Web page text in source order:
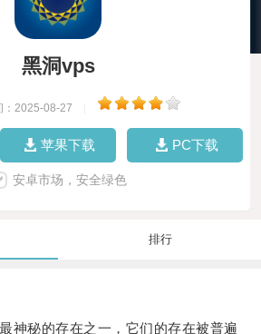
黑洞vps
：2025-08-27
苹果下载 PC下载
安卓市场，安全绿色
排行
秘的存在之一，它们的存在被普遍